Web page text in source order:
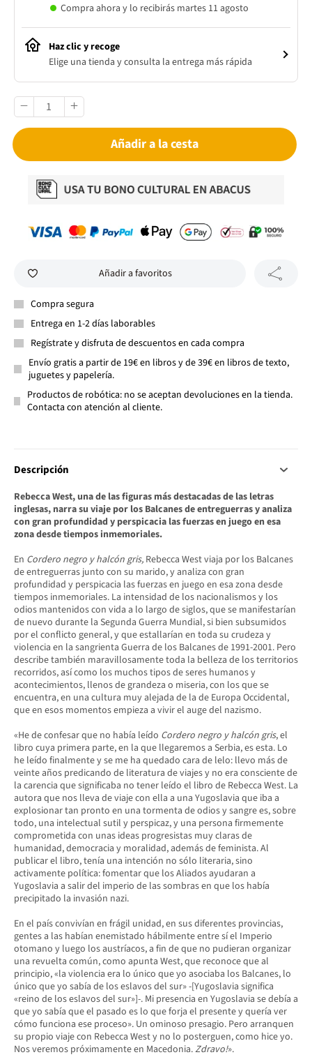
Compra ahora y lo recibirás martes 11 agosto
Haz clic y recoge
Elige una tienda y consulta la entrega más rápida
Añadir a la cesta
Añadir a favoritos
Compra segura
Entrega en 1-2 días laborables
Regístrate y disfruta de descuentos en cada compra
Envío gratis a partir de 19€ en libros y de 39€ en libros de texto,
juguetes y papelería.
Productos de robótica: no se aceptan devoluciones en la tienda.
Contacta con atención al cliente.
Descripción
Rebecca West,una de las figuras más destacadas de las letras
inglesas, narra su viaje por los Balcanes de entreguerras y analiza
con gran profundidad y perspicacia las fuerzas en juego en esa
zona desde tiempos inmemoriales.
En Cordero negro y halcón gris, Rebecca West viaja por los Balcanes
de entreguerras junto con su marido, y analiza con gran
profundidad y perspicacia las fuerzas en juego en esa zona desde
tiempos inmemoriales. La intensidad de los nacionalismos y los
odios mantenidos con vida a lo largo de siglos, que se manifestarían
de nuevo durante la Segunda Guerra Mundial, si bien subsumidos
por el conflicto general, y que estallarían en toda su crudeza y
violencia en la sangrienta Guerra de los Balcanes de 1991-2001. Pero
describe también maravillosamente toda la belleza de los territorios
recorridos, así como los muchos tipos de seres humanos y
acontecimientos, llenos de grandeza o miseria, con los que se
encuentra, en una cultura muy alejada de la de Europa Occidental,
que en esos momentos empieza a vivir el auge del nazismo.
«He de confesar que no había leído Cordero negro y halcón gris, el
libro cuya primera parte, en la que llegaremos a Serbia, es esta. Lo
he leído finalmente y se me ha quedado cara de lelo: llevo más de
veinte años predicando de literatura de viajes y no era consciente de
la carencia que significaba no tener leído el libro de Rebecca West. La
autora que nos lleva de viaje con ella a una Yugoslavia que iba a
explosionar tan pronto en una tormenta de odios y sangre es, sobre
todo, una intelectual sutil y perspicaz, y una persona firmemente
comprometida con unas ideas progresistas muy claras de
humanidad, democracia y moralidad, además de feminista. Al
publicar el libro, tenía una intención no sólo literaria, sino
activamente política: fomentar que los Aliados ayudaran a
Yugoslavia a salir del imperio de las sombras en que los había
precipitado la invasión nazi.
En el país convivían en frágil unidad, en sus diferentes provincias,
gentes a las habían enemistado hábilmente entre sí el Imperio
otomano y luego los austríacos, a fin de que no pudieran organizar
una revuelta común, como apunta West, que reconoce que al
principio, «la violencia era lo único que yo asociaba los Balcanes, lo
único que yo sabía de los eslavos del sur» -[Yugoslavia significa
«reino de los eslavos del sur»]-. Mi presencia en Yugoslavia se debía a
que yo sabía que el pasado es lo que forja el presente y quería ver
cómo funciona ese proceso». Un ominoso presagio. Pero arranquen
su propio viaje con Rebecca West y no lo posterguen, como hice yo.
Nos veremos próximamente en Macedonia.Zdravo!».